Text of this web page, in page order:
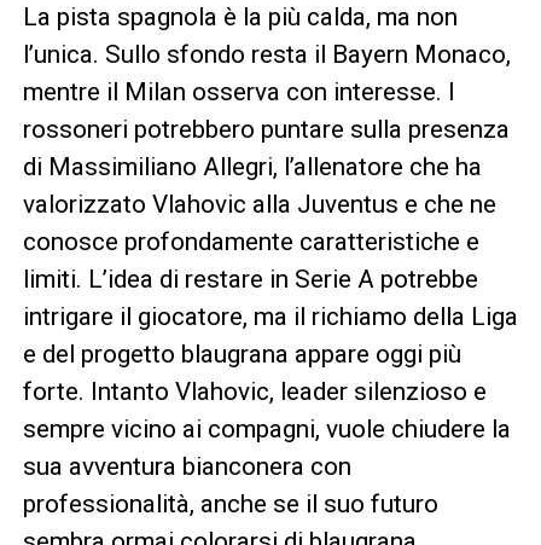
La pista spagnola è la più calda, ma non
l’unica. Sullo sfondo resta il Bayern Monaco,
mentre il Milan osserva con interesse. I
rossoneri potrebbero puntare sulla presenza
di Massimiliano Allegri, l’allenatore che ha
valorizzato Vlahovic alla Juventus e che ne
conosce profondamente caratteristiche e
limiti. L’idea di restare in Serie A potrebbe
intrigare il giocatore, ma il richiamo della Liga
e del progetto blaugrana appare oggi più
forte. Intanto Vlahovic, leader silenzioso e
sempre vicino ai compagni, vuole chiudere la
sua avventura bianconera con
professionalità, anche se il suo futuro